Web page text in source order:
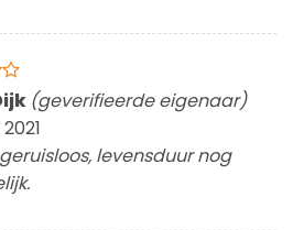
(geverifieerde eigenaar)
levensduur nog